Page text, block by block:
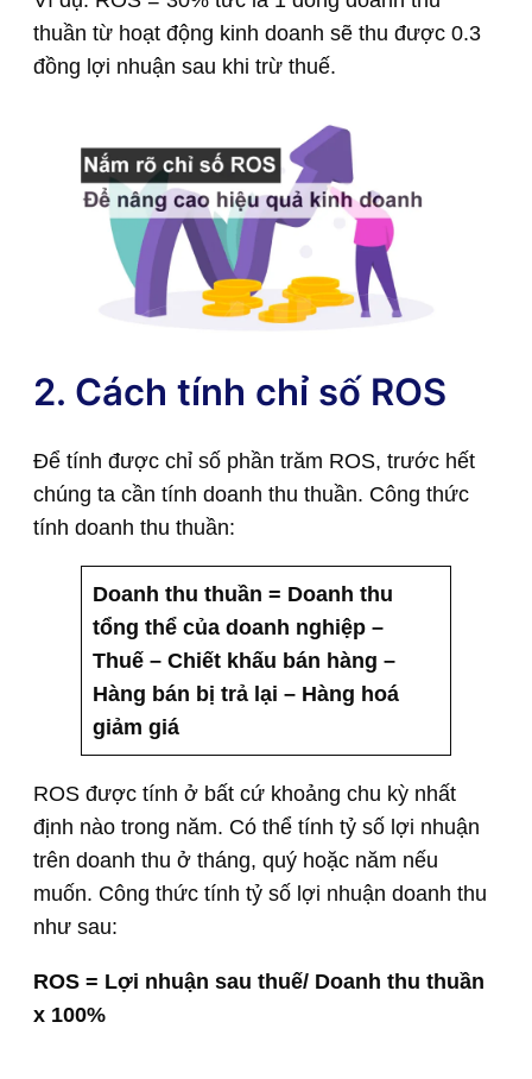
thuần từ hoạt động kinh doanh sẽ thu được 0.3
đồng lợi nhuận sau khi trừ thuế.
2. Cách tính chỉ số ROS
Để tính được chỉ số phần trăm ROS, trước hết
chúng ta cần tính doanh thu thuần. Công thức
tính doanh thu thuần:
Doanh thu thuần = Doanh thu
tổng thể của doanh nghiệp –
Thuế – Chiết khấu bán hàng –
Hàng bán bị trả lại – Hàng hoá
giảm giá
ROS được tính ở bất cứ khoảng chu kỳ nhất
định nào trong năm. Có thể tính tỷ số lợi nhuận
trên doanh thu ở tháng, quý hoặc năm nếu
muốn. Công thức tính tỷ số lợi nhuận doanh thu
như sau:
ROS = Lợi nhuận sau thuế/ Doanh thu thuần
x 100%